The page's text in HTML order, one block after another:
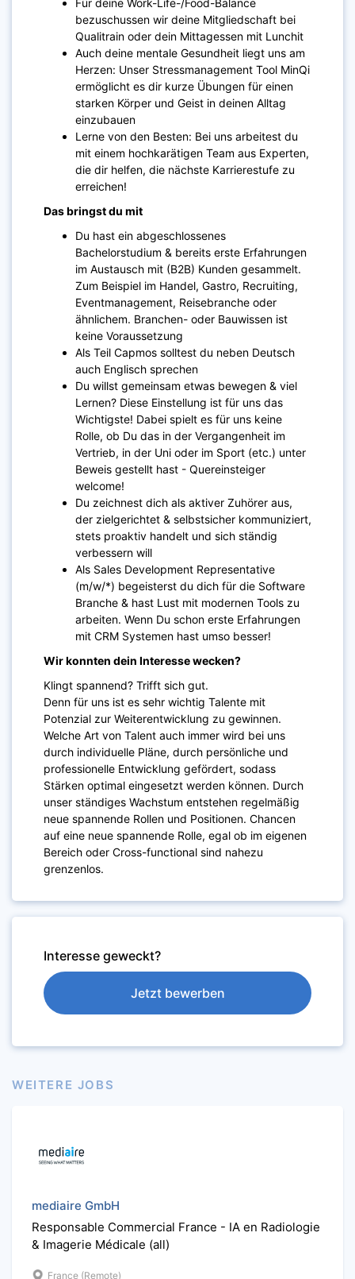
bezuschussen wir deine Mitgliedschaft bei
Qualitrain oder dein Mittagessen mit Lunchit
Auch deine mentale Gesundheit liegt uns am
Herzen: Unser Stressmanagement Tool MinQi
ermöglicht es dir kurze Übungen für einen
starken Körper und Geist in deinen Alltag
einzubauen
Lerne von den Besten: Bei uns arbeitest du
mit einem hochkarätigen Team aus Experten,
die dir helfen, die nächste Karrierestufe zu
erreichen!
Das bringst du mit
Du hast ein abgeschlossenes
Bachelorstudium & bereits erste Erfahrungen
im Austausch mit (B2B) Kunden gesammelt.
Zum Beispiel im Handel, Gastro, Recruiting,
Eventmanagement, Reisebranche oder
ähnlichem. Branchen- oder Bauwissen ist
keine Voraussetzung
Als Teil Capmos solltest du neben Deutsch
auch Englisch sprechen
Du willst gemeinsam etwas bewegen & viel
Lernen? Diese Einstellung ist für uns das
Wichtigste! Dabei spielt es für uns keine
Rolle, ob Du das in der Vergangenheit im
Vertrieb, in der Uni oder im Sport (etc.) unter
Beweis gestellt hast - Quereinsteiger
welcome!
Du zeichnest dich als aktiver Zuhörer aus,
der zielgerichtet & selbstsicher kommuniziert,
stets proaktiv handelt und sich ständig
verbessern will
Als Sales Development Representative
(m/w/*) begeisterst du dich für die Software
Branche & hast Lust mit modernen Tools zu
arbeiten. Wenn Du schon erste Erfahrungen
mit CRM Systemen hast umso besser!
Wir konnten dein Interesse wecken?
Klingt spannend? Trifft sich gut.
Denn für uns ist es sehr wichtig Talente mit
Potenzial zur Weiterentwicklung zu gewinnen.
Welche Art von Talent auch immer wird bei uns
durch individuelle Pläne, durch persönliche und
professionelle Entwicklung gefördert, sodass
Stärken optimal eingesetzt werden können. Durch
unser ständiges Wachstum entstehen regelmäßig
neue spannende Rollen und Positionen. Chancen
auf eine neue spannende Rolle, egal ob im eigenen
Bereich oder Cross-functional sind nahezu
grenzenlos.
Interesse geweckt?
Jetzt bewerben
WEITERE JOBS
mediaire GmbH
Responsable Commercial France - IA en Radiologie
& Imagerie Médicale (all)
France (Remote)